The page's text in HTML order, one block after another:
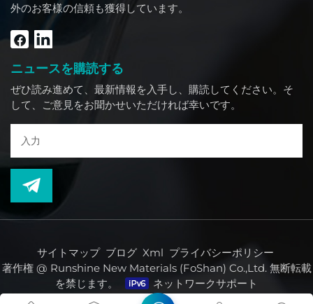
外のお客様の信頼も獲得しています。
ニュースを購読する
ぜひ読み進めて、最新情報を入手し、購読してください。そ
して、ご意見をお聞かせいただければ幸いです。
サイトマップ ブログ Xml プライバシーポリシー
著作権 @ Runshine New Materials (FoShan) Co.,Ltd. 無断転載
を禁じます。
ネットワークサポート